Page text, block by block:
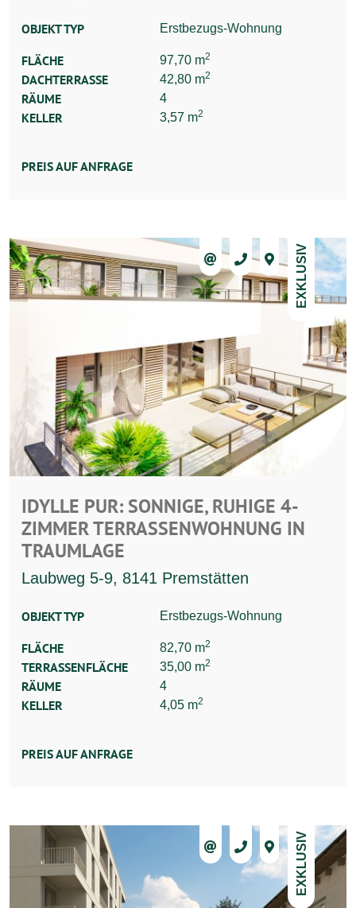
OBJEKT TYP Erstbezugs-Wohnung
FLÄCHE 97,70 m2
DACHTERRASSE 42,80 m2
RÄUME 4
KELLER 3,57 m2
PREIS AUF ANFRAGE
EXKLUSIV
IDYLLE PUR: SONNIGE, RUHIGE 4-
ZIMMER TERRASSENWOHNUNG IN
TRAUMLAGE
Laubweg 5-9, 8141 Premstätten
OBJEKT TYP Erstbezugs-Wohnung
FLÄCHE 82,70 m2
TERRASSENFLÄCHE 35,00 m2
RÄUME 4
KELLER 4,05 m2
PREIS AUF ANFRAGE
EXKLUSIV